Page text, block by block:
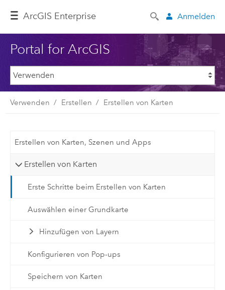
ArcGIS Enterprise Anmelden
Portal for ArcGIS
Verwenden Erstellen Erstellen von Karten
Erstellen von Karten, Szenen und Apps
Erstellen von Karten
Erste Schritte beim Erstellen von Karten
Auswählen einer Grundkarte
Hinzufügen von Layern
Konfigurieren von Pop-ups
Speichern von Karten